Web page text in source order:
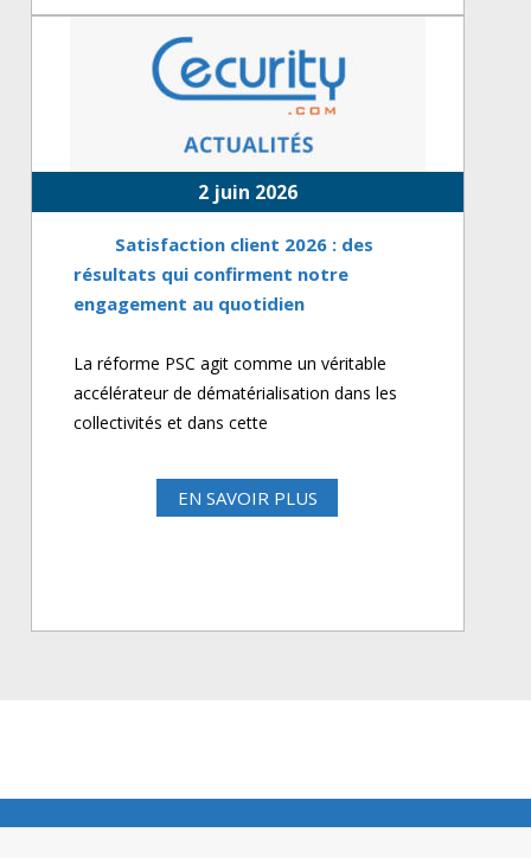
2 juin 2026
Satisfaction client 2026 : des
résultats qui confirment notre
engagement au quotidien
La réforme PSC agit comme un véritable
accélérateur de dématérialisation dans les
collectivités et dans cette
EN SAVOIR PLUS